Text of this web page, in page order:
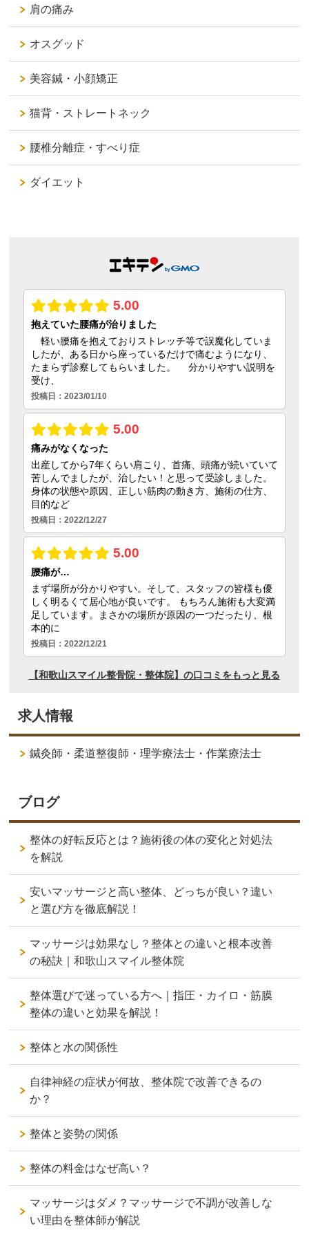
肩の痛み
オスグッド
美容鍼・小顔矯正
猫背・ストレートネック
腰椎分離症・すべり症
ダイエット
求人情報
鍼灸師・柔道整復師・理学療法士・作業療法士
ブログ
整体の好転反応とは？施術後の体の変化と対処法
を解説
安いマッサージと高い整体、どっちが良い？違い
と選び方を徹底解説！
マッサージは効果なし？整体との違いと根本改善
の秘訣｜和歌山スマイル整体院
整体選びで迷っている方へ｜指圧・カイロ・筋膜
整体の違いと効果を解説！
整体と水の関係性
自律神経の症状が何故、整体院で改善できるの
か？
整体と姿勢の関係
整体の料金はなぜ高い？
マッサージはダメ？マッサージで不調が改善しな
い理由を整体師が解説